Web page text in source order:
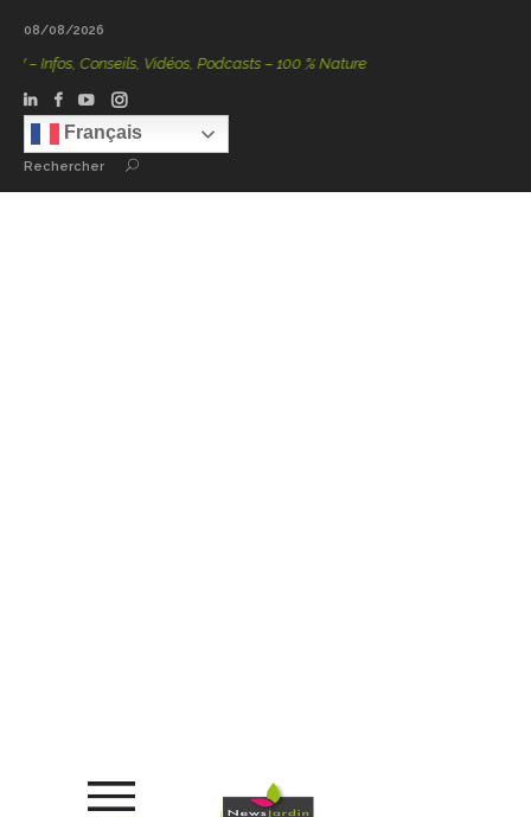
08/08/2026
Infos, Conseils, Vidéos, Podcasts – 100 % Nature
Français
Rechercher